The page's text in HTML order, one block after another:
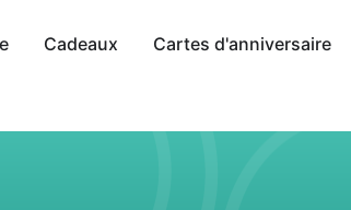
Cadeaux
Cartes d'anniversaire